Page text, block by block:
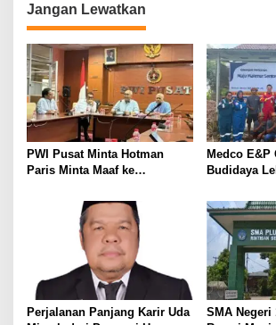
a
s
i
p
o
s
Jangan Lewatkan
PWI Pusat Minta Hotman
Paris Minta Maaf ke
Pers Harus Dihormati
Medco
Budidaya
Masyarakat
Perjalanan Panjang Karir Uda
SMA Negeri